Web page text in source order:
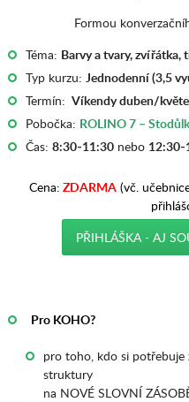
Formou
Téma: Barvy a tvary,
Typ kurzu: Jednodenní (3,5
Termín: Víkendy duben/
Pobočka: ROLINO 7 –
Čas: 8:30-11:30nebo 12:30-
Cena: ZDARMA (vč.
PŘIHLÁŠKA - AJ
Pro KOHO?
pro toho, kdo si potřebuje
struktury
na NOVÉ SLOVNÍ